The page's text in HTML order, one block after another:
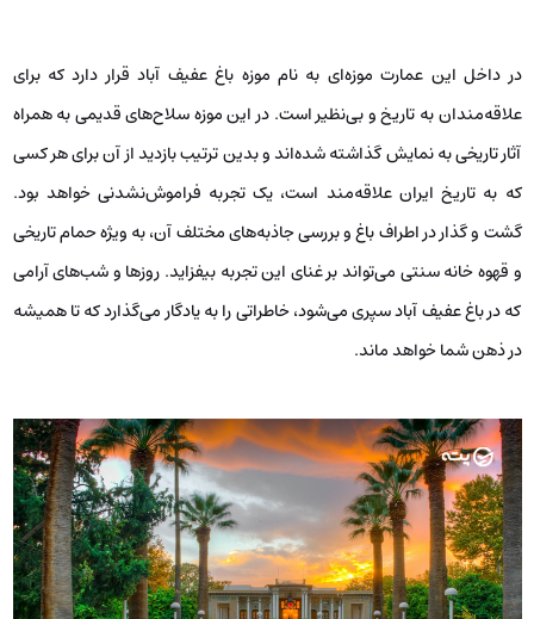
در داخل این عمارت موزه‌ای به نام موزه باغ عفیف آباد قرار دارد که برای
علاقه‌مندان به تاریخ و بی‌نظیر است. در این موزه سلاح‌های قدیمی به همراه
آثار تاریخی به نمایش گذاشته شده‌اند و بدین ترتیب بازدید از آن برای هر کسی
که به تاریخ ایران علاقه‌مند است، یک تجربه فراموش‌نشدنی خواهد بود.
گشت و گذار در اطراف باغ و بررسی جاذبه‌های مختلف آن، به ویژه حمام تاریخی
و قهوه خانه سنتی می‌تواند بر غنای این تجربه بیفزاید. روزها و شب‌های آرامی
که در باغ عفیف آباد سپری می‌شود، خاطراتی را به یادگار می‌گذارد که تا همیشه
در ذهن شما خواهد ماند.